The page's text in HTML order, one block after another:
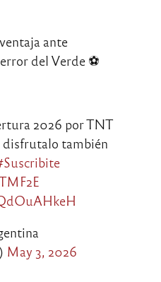
ante
del Verde ⚽
2026 por TNT
disfrutalo también
May 3, 2026